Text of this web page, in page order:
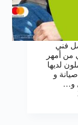
فني
من أمهر
لديها
و
و…